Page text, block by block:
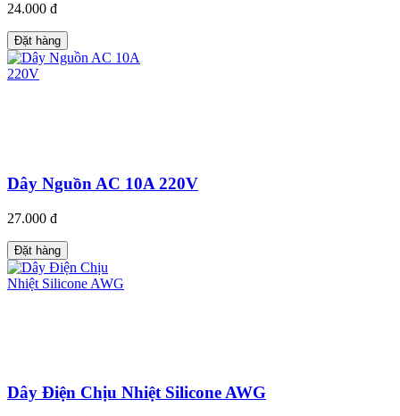
24.000 đ
Đặt hàng
Dây Nguồn AC 10A 220V
27.000 đ
Đặt hàng
Dây Điện Chịu Nhiệt Silicone AWG